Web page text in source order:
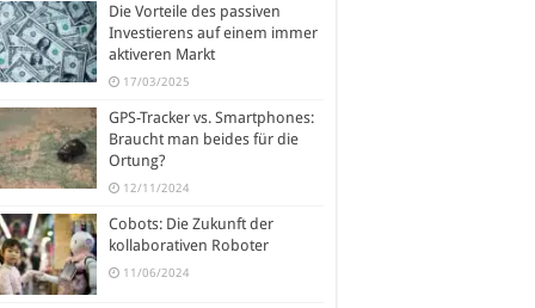
Die Vorteile des passiven
Investierens auf einem immer
aktiveren Markt
17/03/2025
GPS-Tracker vs. Smartphones:
Braucht man beides für die
Ortung?
12/11/2024
Cobots: Die Zukunft der
kollaborativen Roboter
11/06/2024